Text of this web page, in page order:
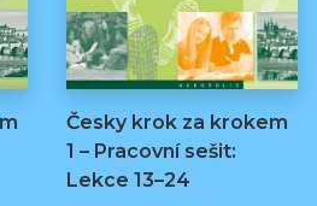
Česky krok za krokem
1 – Pracovní sešit:
Lekce 13–24